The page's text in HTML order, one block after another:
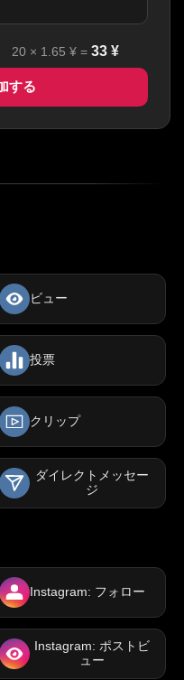
20 × 1.65 ¥ = 33 ¥
する
ビュー
投票
クリップ
ダイレクトメッセー
ジ
Instagram: フォロー
Instagram: ポストビ
ュー